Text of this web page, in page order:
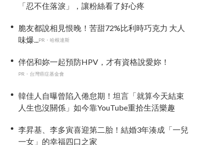
「忍不住落淚」，讓粉絲看了好心疼
脆友都說相見恨晚！苦甜72%比利時巧克力 大人
味爆...PR・哈根達斯
伴侶和妳一起預防HPV，才有資格說愛妳！
PR・台灣癌症基金會
韓佳人自曝曾陷入倦怠期！坦言「就算今天結束
人生也沒關係」如今靠YouTube重拾生活樂趣
李昇基、李多寅喜迎第二胎！結婚3年湊成「一兒
一女」的幸福四口之家